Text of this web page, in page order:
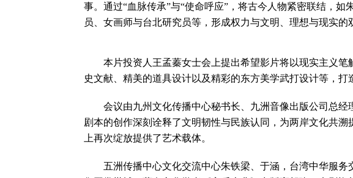
事。通过“血脉传承”与“使命呼应”，将古今人物紧密联结，如
员、女画师与台北研究员等，形成权力与文明、理想与现实的
本片投资人王孟蓁女士会上提出希望影片将以现实主义笔
史文献、精美的道具设计以及精彩的东方美学武打设计等，打
会议由九州文化传播中心秘书长、九洲音像出版公司总经
剧本的创作深刻诠释了文明韧性与民族认同，为两岸文化共
上再次绽放提供了艺术载体。
五洲传播中心文化交流中心朱铁梁、于涵，台湾中华服务